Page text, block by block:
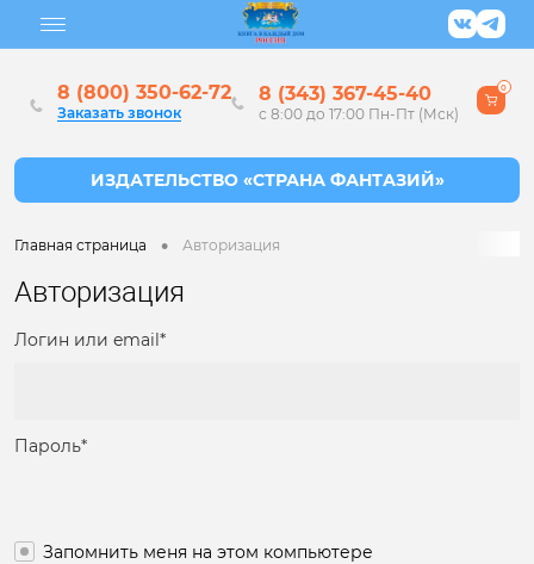
8 (800) 350-62-72
Заказать звонок
8 (343) 367-45-40
с 8:00 до 17:00 Пн-Пт (Мск)
0
Главная страница • Авторизация
Авторизация
Логин или email*
Пароль*
Запомнить меня на этом компьютере